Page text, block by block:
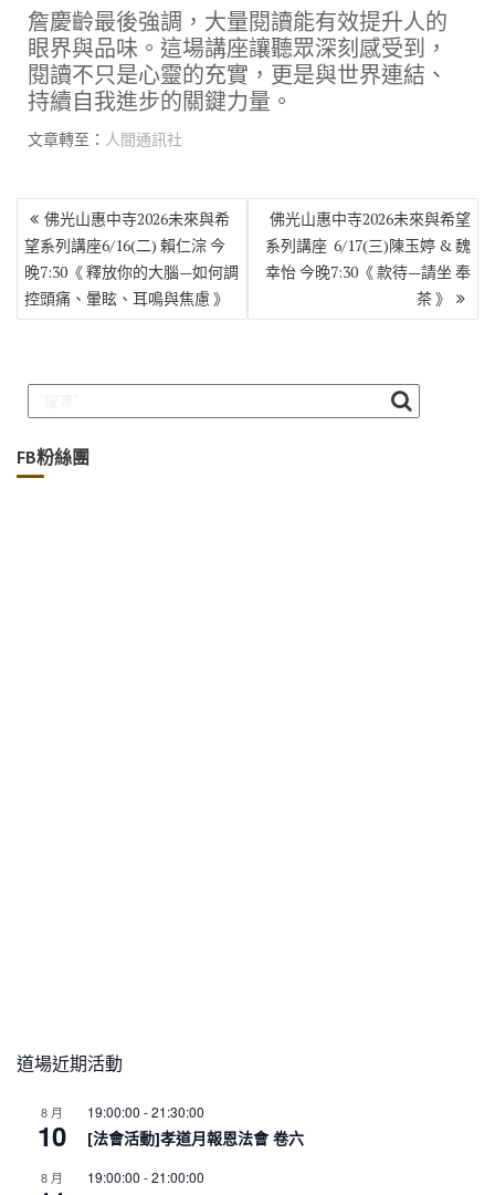
詹慶齡最後強調，大量閱讀能有效提升人的
眼界與品味。這場講座讓聽眾深刻感受到，
閱讀不只是心靈的充實，更是與世界連結、
持續自我進步的關鍵力量。
文章轉至： 人間通訊社
文
章
導
覽
佛光山惠中寺2026未來與希
望系列講座6/16(二) 賴仁淙 今
晚7:30《 釋放你的大腦—如何調
控頭痛、暈眩、耳鳴與焦慮 》
佛光山惠中寺2026未來與希望
系列講座 6/17(三)陳玉婷 & 魏
幸怡 今晚7:30《 款待—請坐 奉
茶 》
FB粉絲團
道場近期活動
8 月
10
19:00:00 -21:30:00
[法會活動]孝道月報恩法會 卷六
8 月 19:00:00 -21:00:00